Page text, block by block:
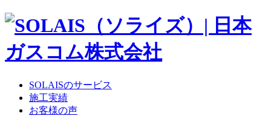
SOLAISのサービス
施工実績
お客様の声